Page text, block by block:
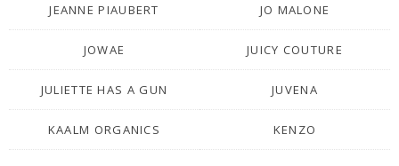
JEANNE PIAUBERT JO MALONE
JOWAE JUICY COUTURE
JULIETTE HAS A GUN JUVENA
KAALM ORGANICS KENZO